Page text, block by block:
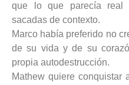
que lo que parecía real
sacadas de contexto.
Marco había preferido no
de su vida y de su
propia autodestrucción.
Mathew quiere conquistar